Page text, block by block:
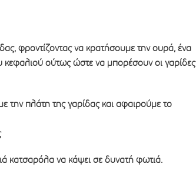
φροντίζοντας να κρατήσουμε την ουρά, ένα
ούτως ώστε να μπορέσουν οι γαρίδες
την πλάτη της γαρίδας και αφαιρούμε το
κατσαρόλα να κάψει σε δυνατή φωτιά.